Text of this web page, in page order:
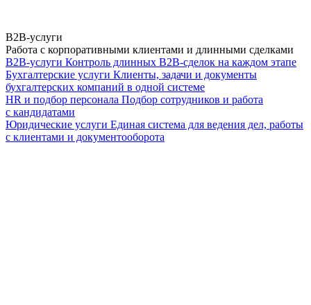
B2B-услуги
Работа с корпоративными клиентами и длинными сделками
B2B-услуги Контроль длинных B2B-сделок на каждом этапе
Бухгалтерские услуги Клиенты, задачи и документы
бухгалтерских компаний в одной системе
HR и подбор персонала Подбор сотрудников и работа
с кандидатами
Юридические услуги Единая система для ведения дел, работы
с клиентами и документооборота